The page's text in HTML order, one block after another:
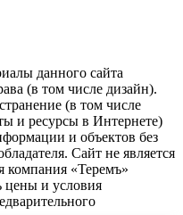
данного сайта
(в том числе дизайн).
(в том числе
и ресурсы в Интернете)
и объектов без
Cайт не является
компания «Теремъ»
цены и условия